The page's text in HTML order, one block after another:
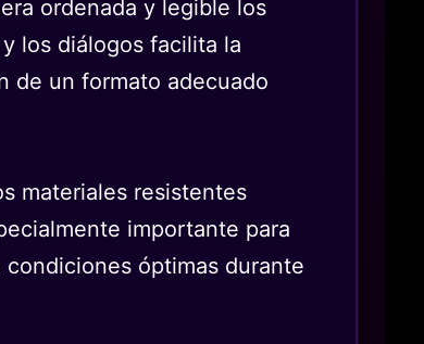
ordenada y legible los
los diálogos facilita la
de un formato adecuado
materiales resistentes
importante para
óptimas durante